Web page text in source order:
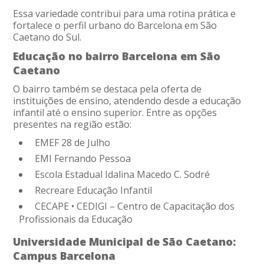
Essa variedade contribui para uma rotina prática e
fortalece o perfil urbano do Barcelona em São
Caetano do Sul.
Educação no bairro Barcelona em São
Caetano
O bairro também se destaca pela oferta de
instituições de ensino, atendendo desde a educação
infantil até o ensino superior. Entre as opções
presentes na região estão:
EMEF 28 de Julho
EMI Fernando Pessoa
Escola Estadual Idalina Macedo C. Sodré
Recreare Educação Infantil
CECAPE • CEDIGI – Centro de Capacitação dos
Profissionais da Educação
Universidade Municipal de São Caetano:
Campus Barcelona